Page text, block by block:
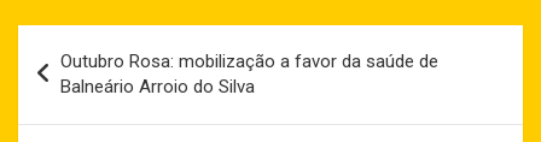
de
Post
Outubro Rosa: mobilização a favor da saúde de
Balneário Arroio do Silva